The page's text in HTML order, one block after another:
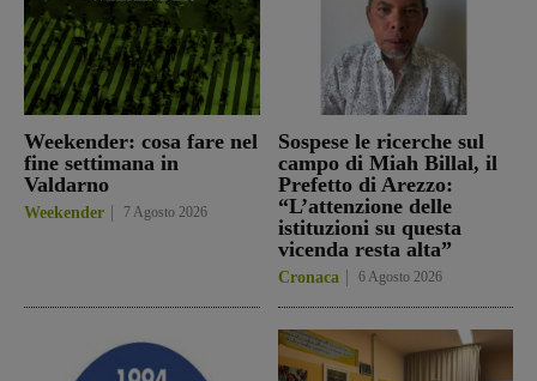
Weekender: cosa fare nel
fine settimana in
Valdarno
Weekender 7 Agosto 2026
Sospese le ricerche sul
campo di Miah Billal, il
Prefetto di Arezzo:
“L’attenzione delle
istituzioni su questa
vicenda resta alta”
Cronaca 6 Agosto 2026